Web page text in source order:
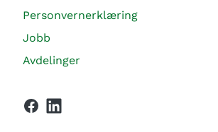
Personvernerklæring
Jobb
Avdelinger